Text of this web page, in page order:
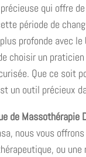
qui offre
période de
profonde avec
choisir un
Que ce soit
un outil précieux
de Massothérapie
nous vous
ou